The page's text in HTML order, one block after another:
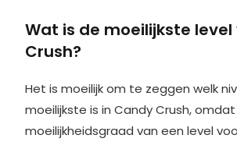
Wat is de moeilijkste
Crush?
Het is moeilijk om te zeggen welk
moeilijkste is in Candy Crush,
moeilijkheidsgraad van een level